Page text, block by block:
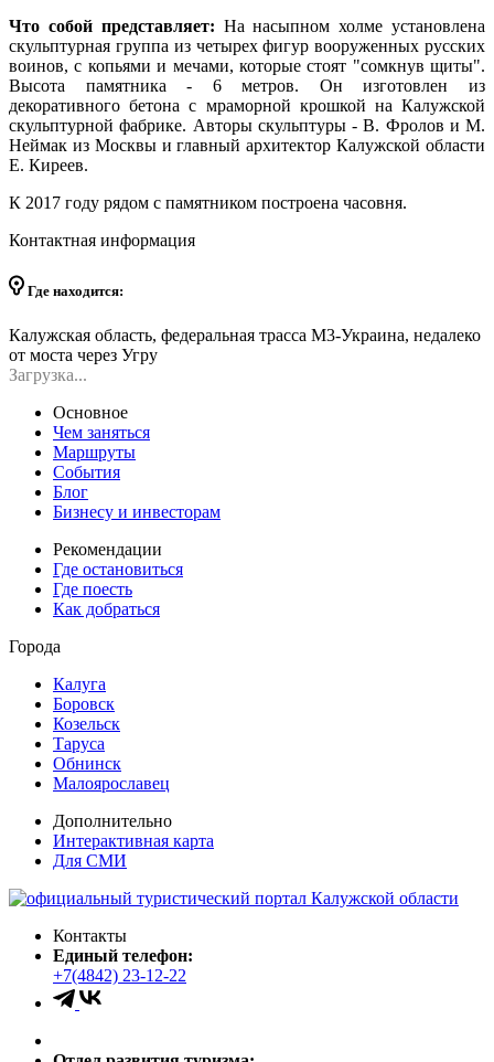
Что собой представляет: На насыпном холме установлена
скульптурная группа из четырех фигур вооруженных русских
воинов, с копьями и мечами, которые стоят "сомкнув щиты".
Высота памятника - 6 метров. Он изготовлен из
декоративного бетона с мраморной крошкой на Калужской
скульптурной фабрике. Авторы скульптуры - В. Фролов и М.
Неймак из Москвы и главный архитектор Калужской области
Е. Киреев.
К 2017 году рядом с памятником построена часовня.
Контактная информация
Где находится:
Калужская область, федеральная трасса М3-Украина, недалеко
от моста через Угру
Загрузка...
Основное
Чем заняться
Маршруты
События
Блог
Бизнесу и инвесторам
Рекомендации
Где остановиться
Где поесть
Как добраться
Города
Калуга
Боровск
Козельск
Таруса
Обнинск
Малоярославец
Дополнительно
Интерактивная карта
Для СМИ
Контакты
Единый телефон:
+7(4842) 23-12-22